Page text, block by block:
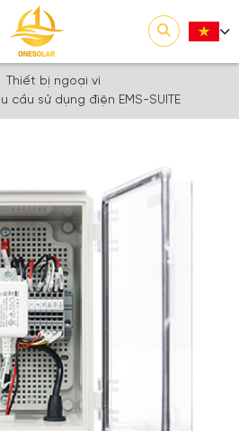
Thiết bị ngoại vi
cầu sử dụng điện EMS-SUITE